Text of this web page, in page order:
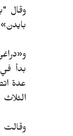
بايدن»
عدة